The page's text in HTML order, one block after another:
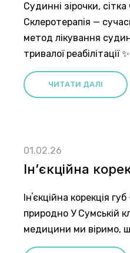
Судинні зірочки,
Склеротерапія —
метод лікування
тривалої реабілітації
ЧИТАТИ ДАЛІ
01.02.26
Інʼєкційна
Інʼєкційна корекція
природно У Сумській
медицини ми віримо,